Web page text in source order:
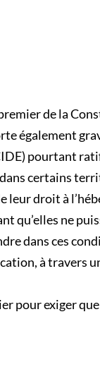
de la
également
pourtant
certains
droit à
qu’elles ne
dans ces
à travers
pour exiger